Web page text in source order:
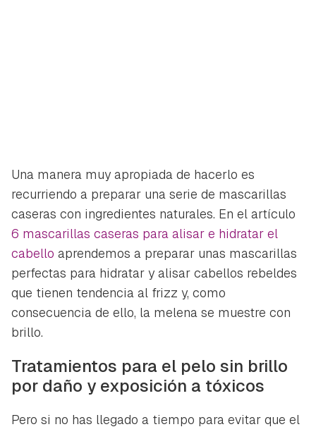
Una manera muy apropiada de hacerlo es
recurriendo a preparar una serie de mascarillas
caseras con ingredientes naturales. En el artículo
6 mascarillas caseras para alisar e hidratar el
cabello aprendemos a preparar unas mascarillas
perfectas para hidratar y alisar cabellos rebeldes
que tienen tendencia al frizz y, como
consecuencia de ello, la melena se muestre con
brillo.
Tratamientos para el pelo sin brillo
por daño y exposición a tóxicos
Pero si no has llegado a tiempo para evitar que el